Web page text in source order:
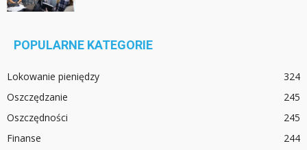
POPULARNE KATEGORIE
Lokowanie pieniędzy
324
Oszczędzanie
245
Oszczędności
245
Finanse
244